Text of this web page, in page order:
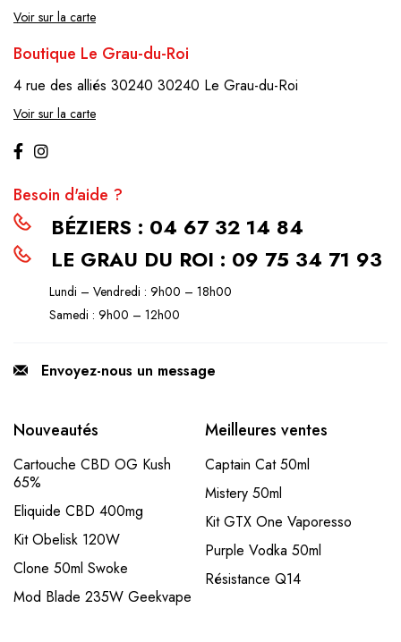
Voir sur la carte
Boutique Le Grau-du-Roi
4 rue des alliés 30240 30240 Le Grau-du-Roi
Voir sur la carte
Besoin d'aide ?
BÉZIERS : 04 67 32 14 84
LE GRAU DU ROI : 09 75 34 71 93
Lundi – Vendredi : 9h00 – 18h00
Samedi : 9h00 – 12h00
Envoyez-nous un message
Nouveautés
Cartouche CBD OG Kush
65%
Eliquide CBD 400mg
Kit Obelisk 120W
Clone 50ml Swoke
Mod Blade 235W Geekvape
Meilleures ventes
Captain Cat 50ml
Mistery 50ml
Kit GTX One Vaporesso
Purple Vodka 50ml
Résistance Q14